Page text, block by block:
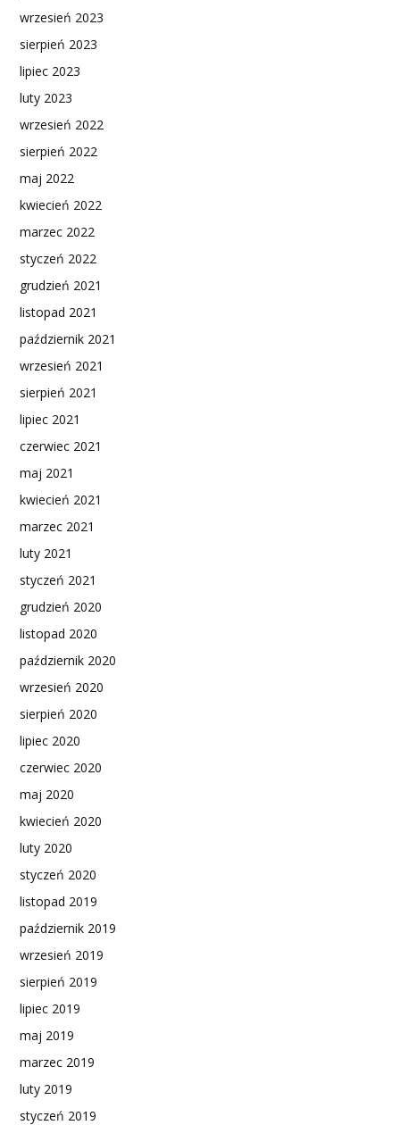
wrzesień 2023
sierpień 2023
lipiec 2023
luty 2023
wrzesień 2022
sierpień 2022
maj 2022
kwiecień 2022
marzec 2022
styczeń 2022
grudzień 2021
listopad 2021
październik 2021
wrzesień 2021
sierpień 2021
lipiec 2021
czerwiec 2021
maj 2021
kwiecień 2021
marzec 2021
luty 2021
styczeń 2021
grudzień 2020
listopad 2020
październik 2020
wrzesień 2020
sierpień 2020
lipiec 2020
czerwiec 2020
maj 2020
kwiecień 2020
luty 2020
styczeń 2020
listopad 2019
październik 2019
wrzesień 2019
sierpień 2019
lipiec 2019
maj 2019
marzec 2019
luty 2019
styczeń 2019